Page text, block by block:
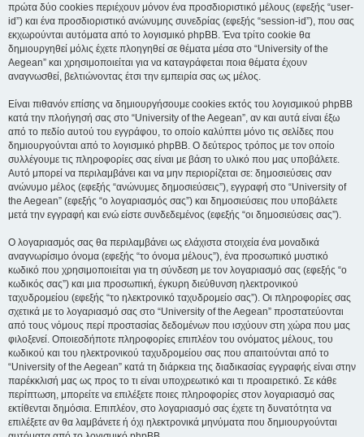
πρώτα δύο cookies περιέχουν μόνον ένα προσδιοριστικό μέλους (εφεξής “user-
id”) και ένα προσδιοριστικό ανώνυμης συνεδρίας (εφεξής “session-id”), που σας
εκχωρούνται αυτόματα από το λογισμικό phpBB. Ένα τρίτο cookie θα
δημιουργηθεί μόλις έχετε πλοηγηθεί σε θέματα μέσα στο “University of the
Aegean” και χρησιμοποιείται για να καταγράφεται ποια θέματα έχουν
αναγνωσθεί, βελτιώνοντας έτσι την εμπειρία σας ως μέλος.
Είναι πιθανόν επίσης να δημιουργήσουμε cookies εκτός του λογισμικού phpBB
κατά την πλοήγησή σας στο “University of the Aegean”, αν και αυτά είναι έξω
από το πεδίο αυτού του εγγράφου, το οποίο καλύπτει μόνο τις σελίδες που
δημιουργούνται από το λογισμικό phpBB. Ο δεύτερος τρόπος με τον οποίο
συλλέγουμε τις πληροφορίες σας είναι με βάση το υλικό που μας υποβάλετε.
Αυτό μπορεί να περιλαμβάνει και να μην περιορίζεται σε: δημοσιεύσεις σαν
ανώνυμο μέλος (εφεξής “ανώνυμες δημοσιεύσεις”), εγγραφή στο “University of
the Aegean” (εφεξής “ο λογαριασμός σας”) και δημοσιεύσεις που υποβάλετε
μετά την εγγραφή και ενώ είστε συνδεδεμένος (εφεξής “οι δημοσιεύσεις σας”).
Ο λογαριασμός σας θα περιλαμβάνει ως ελάχιστα στοιχεία ένα μοναδικά
αναγνωρίσιμο όνομα (εφεξής “το όνομα μέλους”), ένα προσωπικό μυστικό
κωδικό που χρησιμοποιείται για τη σύνδεση με τον λογαριασμό σας (εφεξής “ο
κωδικός σας”) και μια προσωπική, έγκυρη διεύθυνση ηλεκτρονικού
ταχυδρομείου (εφεξής “το ηλεκτρονικό ταχυδρομείο σας”). Οι πληροφορίες σας
σχετικά με το λογαριασμό σας στο “University of the Aegean” προστατεύονται
από τους νόμους περί προστασίας δεδομένων που ισχύουν στη χώρα που μας
φιλοξενεί. Οποιεσδήποτε πληροφορίες επιπλέον του ονόματος μέλους, του
κωδικού και του ηλεκτρονικού ταχυδρομείου σας που απαιτούνται από το
“University of the Aegean” κατά τη διάρκεια της διαδικασίας εγγραφής είναι στην
παρέκκλισή μας ως προς το τι είναι υποχρεωτικό και τι προαιρετικό. Σε κάθε
περίπτωση, μπορείτε να επιλέξετε ποιες πληροφορίες στον λογαριασμό σας
εκτίθενται δημόσια. Επιπλέον, στο λογαριασμό σας έχετε τη δυνατότητα να
επιλέξετε αν θα λαμβάνετε ή όχι ηλεκτρονικά μηνύματα που δημιουργούνται